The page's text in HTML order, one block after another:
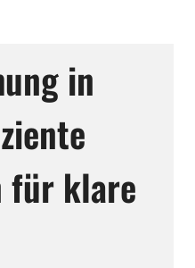
in
für klare